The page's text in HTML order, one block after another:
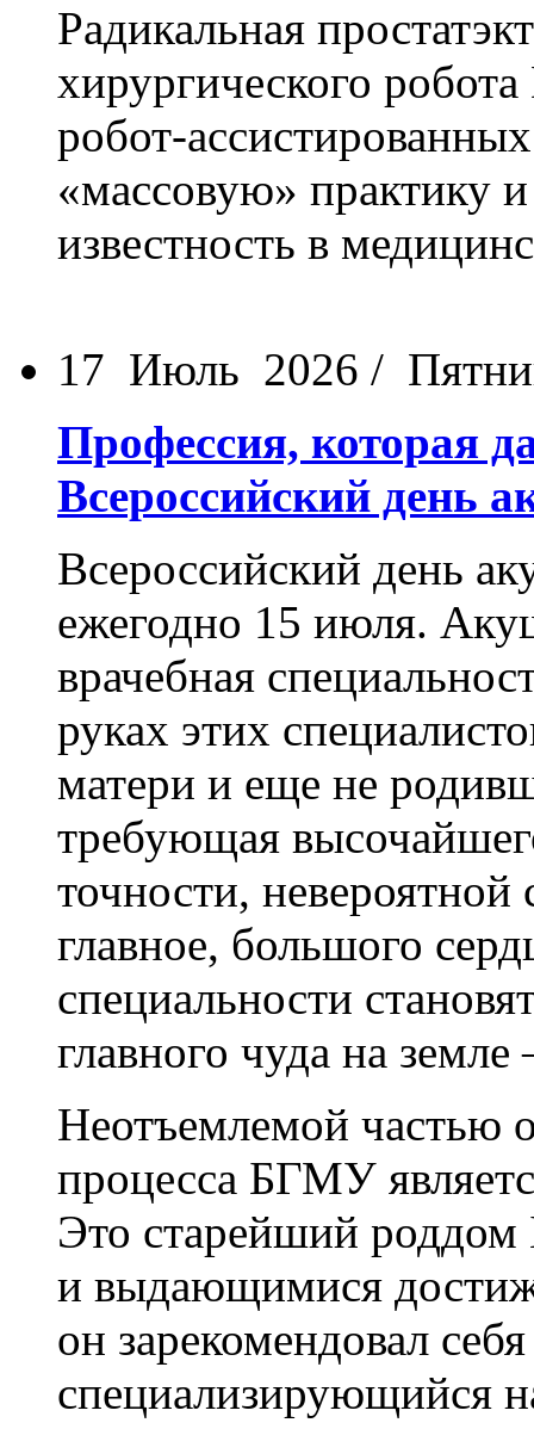
Радикальная
хирургического
робот-
«массовую» практику
известность в
17 Июль 2026 /
Профессия, которая
Всероссийский день
Всероссийский день
ежегодно 15 июля.
врачебная
руках этих
матери и еще не
требующая
точности, невероятной
главное, большого
специальности
главного чуда на
Неотъемлемой частью
процесса БГМУ
Это старейший роддом
и выдающимися
он зарекомендовал
специализирующийся